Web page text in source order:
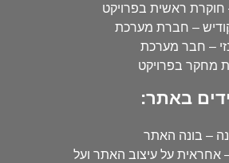
ראשית בפרויקט
קודיש – חברת מערכת
– חבר מערכת
מחקר בפרויקט
באתר:
– בונה האתר
אחראית על עיצוב האתר ועל